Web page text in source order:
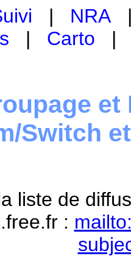
| NRA
| Carto
et
Switch
liste de
: